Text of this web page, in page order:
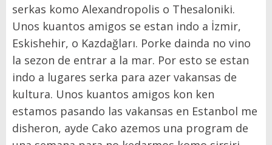
serkas komo Alexandropolis o Thesaloniki.
Unos kuantos amigos se estan indo a İzmir,
Eskishehir, o Kazdağları. Porke dainda no vino
la sezon de entrar a la mar. Por esto se estan
indo a lugares serka para azer vakansas de
kultura. Unos kuantos amigos kon ken
estamos pasando las vakansas en Estanbol me
disheron, ayde Cako azemos una program de